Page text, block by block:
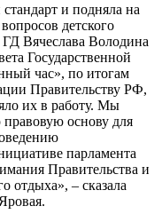
и подняла на
детского
Вячеслава Володина
Государственной
час», по итогам
Правительству РФ,
их в работу. Мы
основу для
парламента
Правительства и
отдыха», – сказала